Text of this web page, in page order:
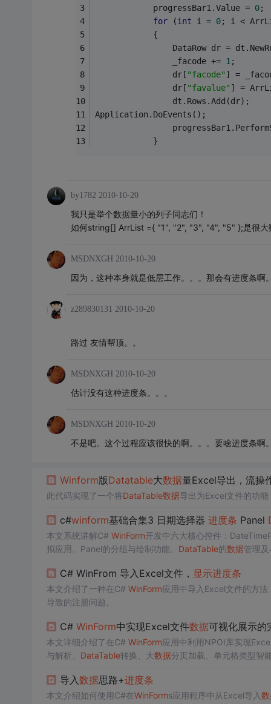
            progressBar1.Value =
0;
for (int i = 0; i <
            {
DataRow dr =
                _facode +=
1 ;
                dr[
"facode" ] =
                dr[
"favalue" ] =
                dt.Rows.Add(dr);
Application.DoEvents();
            }
by1782 2010-10-20
我只是举个数据量小的列子同志们！
如何string[] ArrList ={ "1", "2", "3", "4", "5" };是很大
MSDNXGH 2010-10-20
因为，这种本身就是低层工作。。。那会有进度条啊
z289830131 2010-10-20
路过 友情帮顶。。
MSDNXGH 2010-10-20
估计没有这种进度条。。。
MSDNXGH 2010-10-20
不是吧。这个过程应该很快的啊。。。要啥进度条啊
Winform版Datatable大数据量Excel导出，流操
此代码实现了一个将DataTable数据导出为Excel文件的功能
c#winform基础合集3 日期选择器 进度条 Panel
本文系统讲解C# WinForm开发中六大核心控件：
拟应用、Panel的分组与绘制功能、 DataTable的数据管理
C# WinFrom 导入Excel文件， 显示进度条
本文介绍了一种在C# WinForm应用中导入Excel文件的方法
导致的注册问题。
C# WinForm中实现Excel文件数据可视化展示的
本文详细介绍了在C# WinForm应用中利用NPOI库实现
与解析、 DataTable转换、大数据分页加载、单元格类型智
导入 数据思路+进度条
本文介绍如何使用C#在WinForms应用程序中从Excel导入